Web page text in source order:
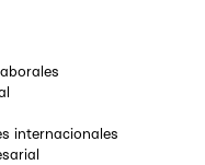
internacionales